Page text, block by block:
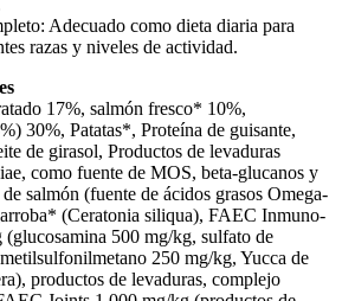
Adecuado como dieta diaria para
razas y niveles de actividad.
17%, salmón fresco* 10%,
30%, Patatas*, Proteína de guisante,
de girasol, Productos de levaduras
como fuente de MOS, beta-glucanos y
salmón (fuente de ácidos grasos Omega-
(Ceratonia siliqua), FAEC Inmuno-
500 mg/kg, sulfato de
250 mg/kg, Yucca de
productos de levaduras, complejo